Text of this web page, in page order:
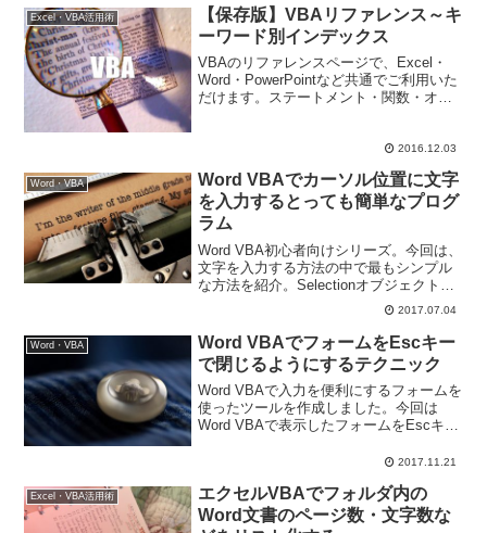
Excel・VBA活用術
【保存版】VBAリファレンス～キ
ーワード別インデックス
VBAのリファレンスページで、Excel・
Word・PowerPointなど共通でご利用いた
だけます。ステートメント・関数・オブ
2016.12.03
Word・VBA
Word VBAでカーソル位置に文字
を入力するとっても簡単なプログ
ラム
Word VBA初心者向けシリーズ。今回は、
文字を入力する方法の中で最もシンプル
な方法を紹介。Selectionオブジェクトの
typeTextメソッドを使って、現在のカー
ソル位置に文字を入力する方法です。
2017.07.04
Word・VBA
Word VBAでフォームをEscキー
で閉じるようにするテクニック
Word VBAで入力を便利にするフォームを
使ったツールを作成しました。今回は
Word VBAで表示したフォームをEscキー
します。これで、キーボードだけで操作
2017.11.21
Excel・VBA活用術
エクセルVBAでフォルダ内の
Word文書のページ数・文字数な